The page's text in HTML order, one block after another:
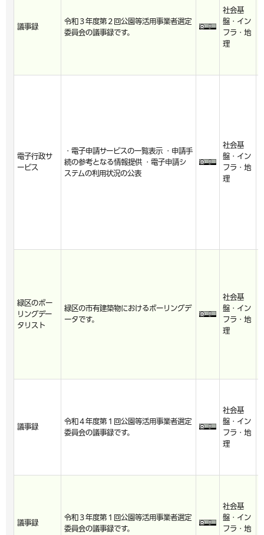
議事録
令和３年度第２回公園等活用事業者選定
委員会の議事録です。
社会基
盤・イン
フラ・地
理
電子行政サ
ービス
・電子申請サービスの一覧表示 ・申請手
続の参考となる情報提供 ・電子申請シ
ステムの利用状況の公表
社会基
盤・イン
フラ・地
理
緑区のボー
リングデー
タリスト
緑区の市有建築物におけるボーリングデ
ータです。
社会基
盤・イン
フラ・地
理
議事録
令和４年度第１回公園等活用事業者選定
委員会の議事録です。
社会基
盤・イン
フラ・地
理
議事録
令和３年度第１回公園等活用事業者選定
委員会の議事録です。
社会基
盤・イン
フラ・地